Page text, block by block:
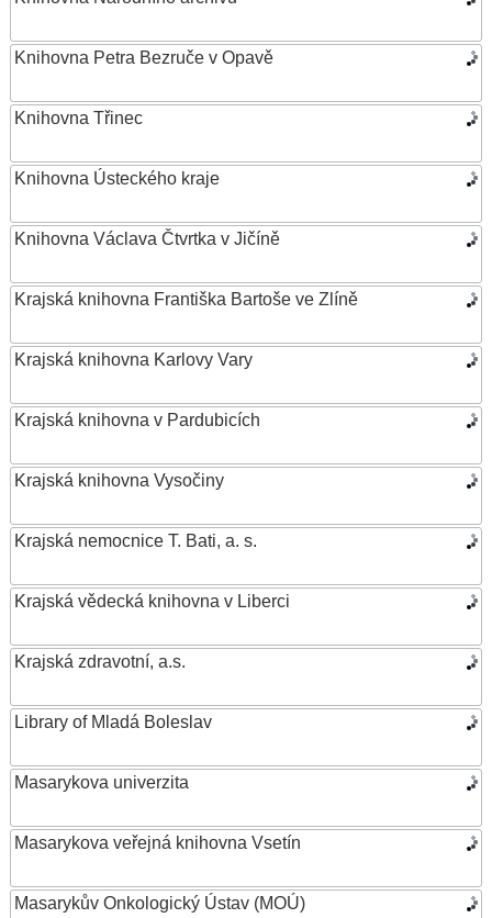
Knihovna Petra Bezruče v Opavě
Knihovna Třinec
Knihovna Ústeckého kraje
Knihovna Václava Čtvrtka v Jičíně
Krajská knihovna Františka Bartoše ve Zlíně
Krajská knihovna Karlovy Vary
Krajská knihovna v Pardubicích
Krajská knihovna Vysočiny
Krajská nemocnice T. Bati, a. s.
Krajská vědecká knihovna v Liberci
Krajská zdravotní, a.s.
Library of Mladá Boleslav
Masarykova univerzita
Masarykova veřejná knihovna Vsetín
Masarykův Onkologický Ústav (MOÚ)